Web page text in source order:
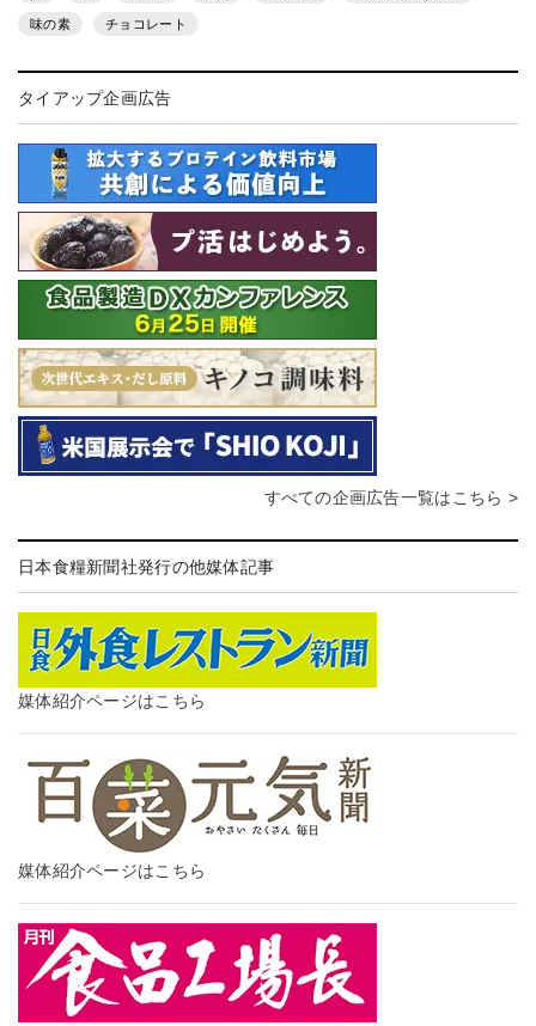
味の素 チョコレート
タイアップ企画広告
すべての企画広告一覧はこちら >
日本食糧新聞社発行の他媒体記事
媒体紹介ページはこちら
媒体紹介ページはこちら